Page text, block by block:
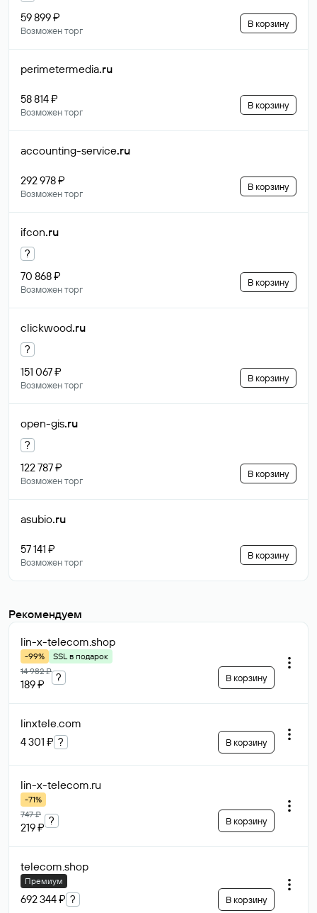
59 899 ₽
Возможен торг
В корзину
perimetermedia.ru
58 814 ₽
Возможен торг
В корзину
accounting-service.ru
292 978 ₽
Возможен торг
В корзину
ifcon.ru
?
70 868 ₽
Возможен торг
В корзину
clickwood.ru
?
151 067 ₽
Возможен торг
В корзину
open-gis.ru
?
122 787 ₽
Возможен торг
В корзину
asubio.ru
57 141 ₽
Возможен торг
В корзину
Рекомендуем
lin-x-telecom.shop
-99%
SSL в подарок
14 982 ₽
189 ₽
? В корзину
linxtele.com
4 301 ₽ ? В корзину
lin-x-telecom.ru
-71%
747 ₽
219 ₽
? В корзину
telecom.shop
Премиум
692 344 ₽ ? В корзину